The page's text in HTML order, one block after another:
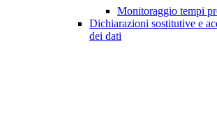
Monitoraggio tempi
Dichiarazioni sostitutive e
dei dati